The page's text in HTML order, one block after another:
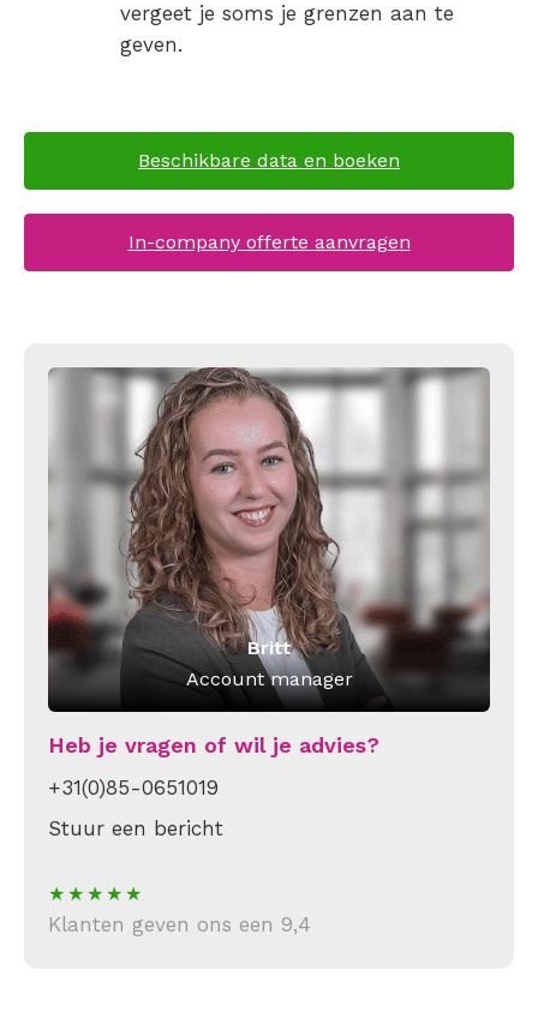
vergeet je soms je grenzen aan te
geven.
Beschikbare data en boeken
In-company offerte aanvragen
Britt
Account manager
Heb je vragen of wil je advies?
+31(0)85-0651019
Stuur een bericht
Klanten geven ons een 9,4